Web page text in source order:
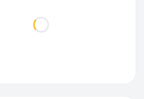
Loading...